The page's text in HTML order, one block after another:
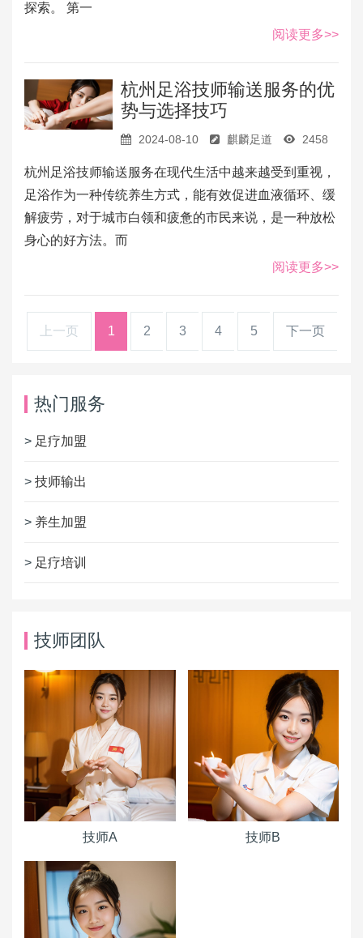
探索。 第一
阅读更多>>
杭州足浴技师输送服务的优
势与选择技巧
2024-08-10 麒麟足道 2458
杭州足浴技师输送服务在现代生活中越来越受到重视，
足浴作为一种传统养生方式，能有效促进血液循环、缓
解疲劳，对于城市白领和疲惫的市民来说，是一种放松
身心的好方法。而
阅读更多>>
上一页 1 2 3 4 5 下一页
热门服务
> 足疗加盟
> 技师输出
> 养生加盟
> 足疗培训
技师团队
技师A 技师B